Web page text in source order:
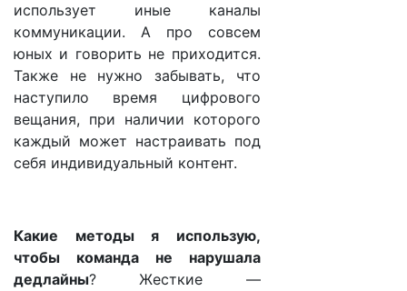
использует иные каналы
коммуникации. А про совсем
юных и говорить не приходится.
Также не нужно забывать, что
наступило время цифрового
вещания, при наличии которого
каждый может настраивать под
себя индивидуальный контент.
Какие методы я использую,
чтобы команда не нарушала
дедлайны? Жесткие —